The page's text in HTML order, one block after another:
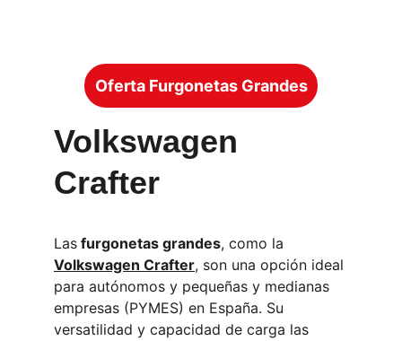
Volkswagen
Crafter
Las furgonetas grandes, como la
Volkswagen Crafter, son una opción ideal
para autónomos y pequeñas y medianas
empresas (PYMES) en España. Su
versatilidad y capacidad de carga las
Oferta Furgonetas Grandes